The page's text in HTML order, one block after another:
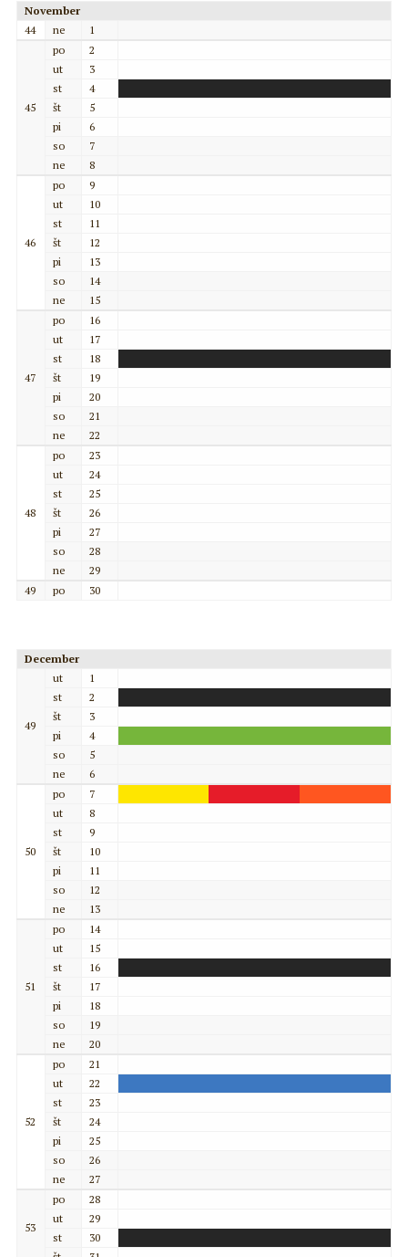
November
44
ne 1
45
po
2
ut
3
st
4
št
5
pi
6
so
7
ne
8
46
po
9
ut
10
st
11
št
12
pi
13
so
14
ne
15
47
po
16
ut
17
st
18
št
19
pi
20
so
21
ne
22
48
po
23
ut
24
st
25
št
26
pi
27
so
28
ne
29
49
po 30
December
49
ut
1
st
2
št
3
pi
4
so
5
ne
6
50
po
7
ut
8
st
9
št
10
pi
11
so
12
ne
13
51
po
14
ut
15
st
16
št
17
pi
18
so
19
ne
20
52
po
21
ut
22
st
23
št
24
pi
25
so
26
ne
27
53
po
28
ut
29
st
30